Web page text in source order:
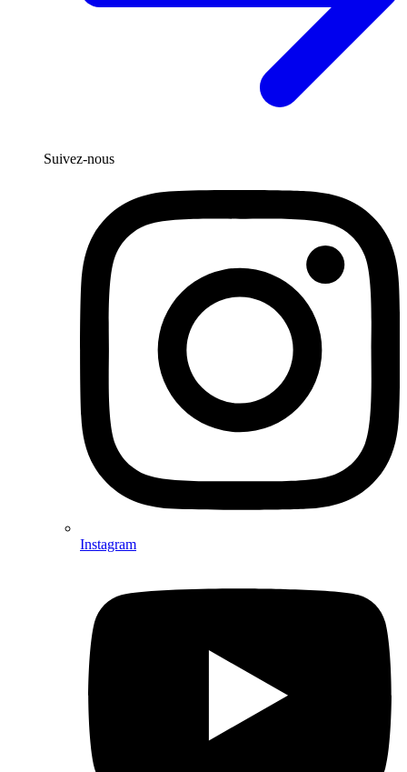
Suivez-nous
Instagram